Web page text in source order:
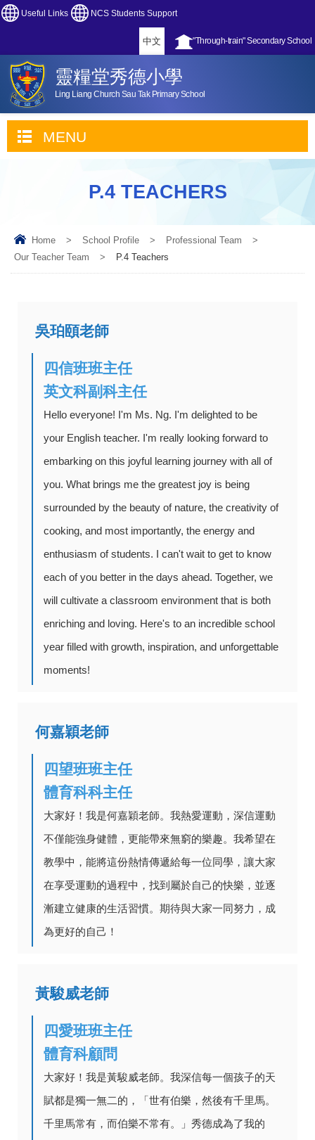
Useful Links NCS Students Support
"Through-train" Secondary School
中文
靈糧堂秀德小學
Ling Liang Church Sau Tak Primary School
MENU
P.4 TEACHERS
Home > School Profile > Professional Team
>
Our Teacher Team
> P.4 Teachers
吳珀頤老師
四信班班主任
英文科副科主任
Hello everyone! I'm Ms. Ng. I'm delighted to be
your English teacher. I'm really looking forward to
embarking on this joyful learning journey with all of
you. What brings me the greatest joy is being
surrounded by the beauty of nature, the creativity of
cooking, and most importantly, the energy and
enthusiasm of students. I can't wait to get to know
each of you better in the days ahead. Together, we
will cultivate a classroom environment that is both
enriching and loving. Here's to an incredible school
year filled with growth, inspiration, and unforgettable
moments!
何嘉穎老師
四望班班主任
體育科科主任
大家好！我是何嘉穎老師。我熱愛運動，深信運動
不僅能強身健體，更能帶來無窮的樂趣。我希望在
教學中，能將這份熱情傳遞給每一位同學，讓大家
在享受運動的過程中，找到屬於自己的快樂，並逐
漸建立健康的生活習慣。期待與大家一同努力，成
為更好的自己！
黃駿威老師
四愛班班主任
體育科顧問
大家好！我是黃駿威老師。我深信每一個孩子的天
賦都是獨一無二的，「世有伯樂，然後有千里馬。
千里馬常有，而伯樂不常有。」秀德成為了我的